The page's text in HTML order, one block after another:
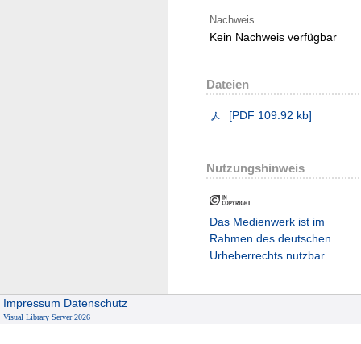
Nachweis
Kein Nachweis verfügbar
Dateien
[PDF 109.92 kb]
Nutzungshinweis
Das Medienwerk ist im
Rahmen des deutschen
Urheberrechts nutzbar.
Impressum Datenschutz
Visual Library Server 2026